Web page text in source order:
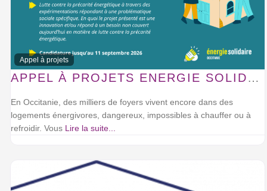
Appel à projets
APPEL À PROJETS ENERGIE SOLIDAIRE OCCITANIE
En Occitanie, des milliers de foyers vivent encore dans des
logements énergivores, dangereux, impossibles à chauffer ou à
refroidir. Vous Lire la suite...